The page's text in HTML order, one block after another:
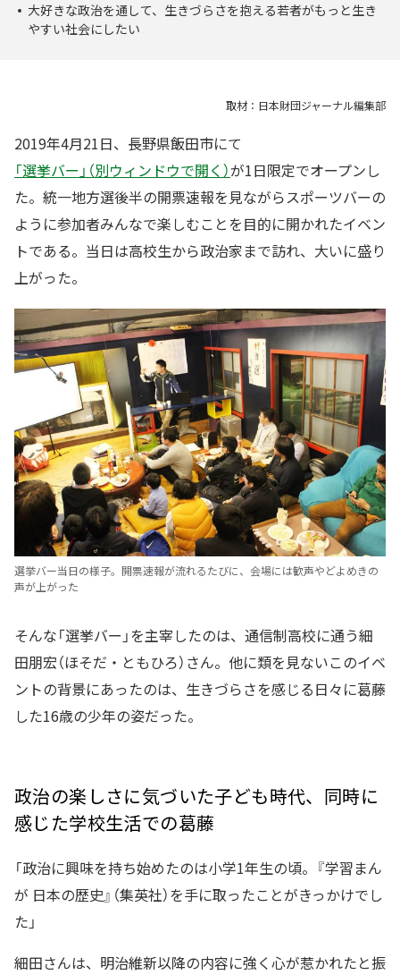
大好きな政治を通して、生きづらさを抱える若者がもっと生き
やすい社会にしたい
取材：日本財団ジャーナル編集部
2019年4月21日、長野県飯田市にて
「選挙バー」（別ウィンドウで開く）が1日限定でオープンし
た。統一地方選後半の開票速報を見ながらスポーツバーの
ように参加者みんなで楽しむことを目的に開かれたイベン
トである。当日は高校生から政治家まで訪れ、大いに盛り
上がった。
選挙バー当日の様子。開票速報が流れるたびに、会場には歓声やどよめきの
声が上がった
そんな「選挙バー」を主宰したのは、通信制高校に通う細
田朋宏（ほそだ・ともひろ）さん。他に類を見ないこのイベ
ントの背景にあったのは、生きづらさを感じる日々に葛藤
した16歳の少年の姿だった。
政治の楽しさに気づいた子ども時代、同時に
感じた学校生活での葛藤
「政治に興味を持ち始めたのは小学1年生の頃。『学習まん
が 日本の歴史』（集英社）を手に取ったことがきっかけでし
た」
細田さんは、明治維新以降の内容に強く心が惹かれたと振